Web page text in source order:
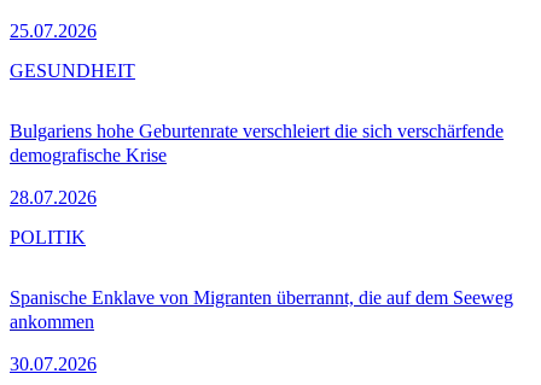
25.07.2026
Bulgariens hohe Geburtenrate verschleiert die sich verschärfende
demografische Krise
28.07.2026
GESUNDHEIT
Spanische Enklave von Migranten überrannt, die auf dem Seeweg
ankommen
30.07.2026
POLITIK